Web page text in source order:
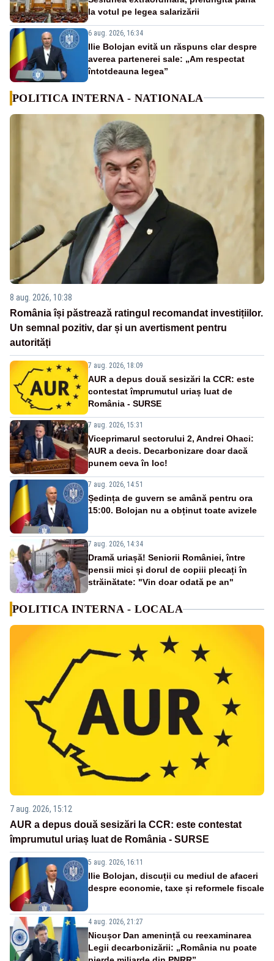
la votul pe legea salarizării
6 aug. 2026, 16:34
Ilie Bolojan evită un răspuns clar despre
averea partenerei sale: „Am respectat
întotdeauna legea”
POLITICA INTERNA - NATIONALA
8 aug. 2026, 10:38
România își păstrează ratingul recomandat investițiilor.
Un semnal pozitiv, dar și un avertisment pentru
autorități
7 aug. 2026, 18:09
AUR a depus două sesizări la CCR: este
contestat împrumutul uriaș luat de
România - SURSE
7 aug. 2026, 15:31
Viceprimarul sectorului 2, Andrei Ohaci:
AUR a decis. Decarbonizare doar dacă
punem ceva în loc!
7 aug. 2026, 14:51
Ședința de guvern se amână pentru ora
15:00. Bolojan nu a obținut toate avizele
7 aug. 2026, 14:34
Dramă uriașă! Seniorii României, între
pensii mici și dorul de copiii plecați în
străinătate: "Vin doar odată pe an"
POLITICA INTERNA - LOCALA
7 aug. 2026, 15:12
AUR a depus două sesizări la CCR: este contestat
împrumutul uriaș luat de România - SURSE
5 aug. 2026, 16:11
Ilie Bolojan, discuții cu mediul de afaceri
despre economie, taxe și reformele fiscale
4 aug. 2026, 21:27
Nicușor Dan amenință cu reexaminarea
Legii decarbonizării: „România nu poate